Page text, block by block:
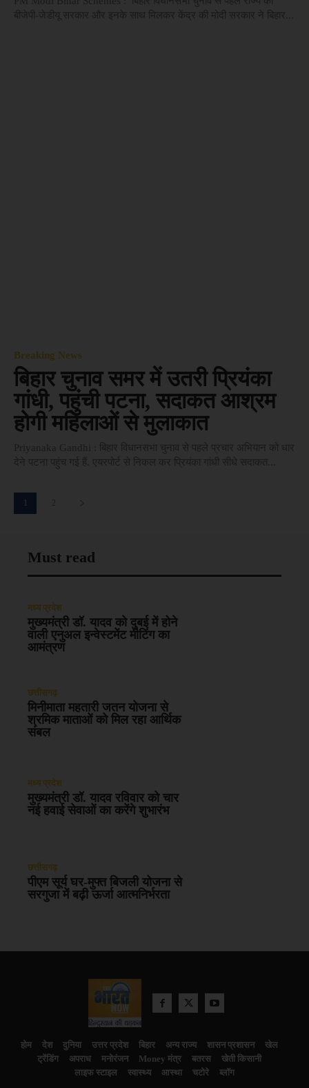
Breaking News
बिहार चुनाव समर में उतरी प्रियंका
गांधी, पहुंची पटना, सदाकत आश्रम
होगी महिलाओं से मुलाकात
1
Must read
मध्य प्रदेश
मुख्यमंत्री डॉ. यादव को दुबई में होने
वाली एनुअल इन्वेस्टमेंट मीटिंग का
आमंत्रण
छत्तीसगढ़
मिनीमाता महतारी जतन योजना से
श्रमिक माताओं को मिल रहा आर्थिक
संबल
मध्य प्रदेश
मुख्यमंत्री डॉ. यादव रविवार को चार
नई हवाई सेवाओं का करेंगे शुभारंभ
छत्तीसगढ़
पीएम सूर्य घर-मुफ्त बिजली योजना से
सरगुजा में बढ़ी ऊर्जा आत्मनिर्भरता
होम देश दुनिया उत्तर प्रदेश बिहार अन्य राज्य शासन प्रशासन
खेल
ट्रेंडिंग
अपराध मनोरंजन Money मंत्र बतरस
खेती किसानी
लाइफ स्टाइल
स्वास्थ्य आस्था चटोरे ब्लॉग